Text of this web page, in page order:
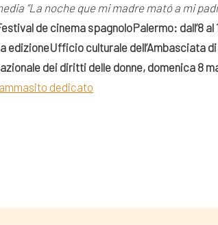
“La noche que mi madre mató a mi
de cinema spagnoloPalermo: dall’8
edizioneUfficio culturale dell’Ambasciata
dei diritti delle donne, domenica 8
sito dedicato